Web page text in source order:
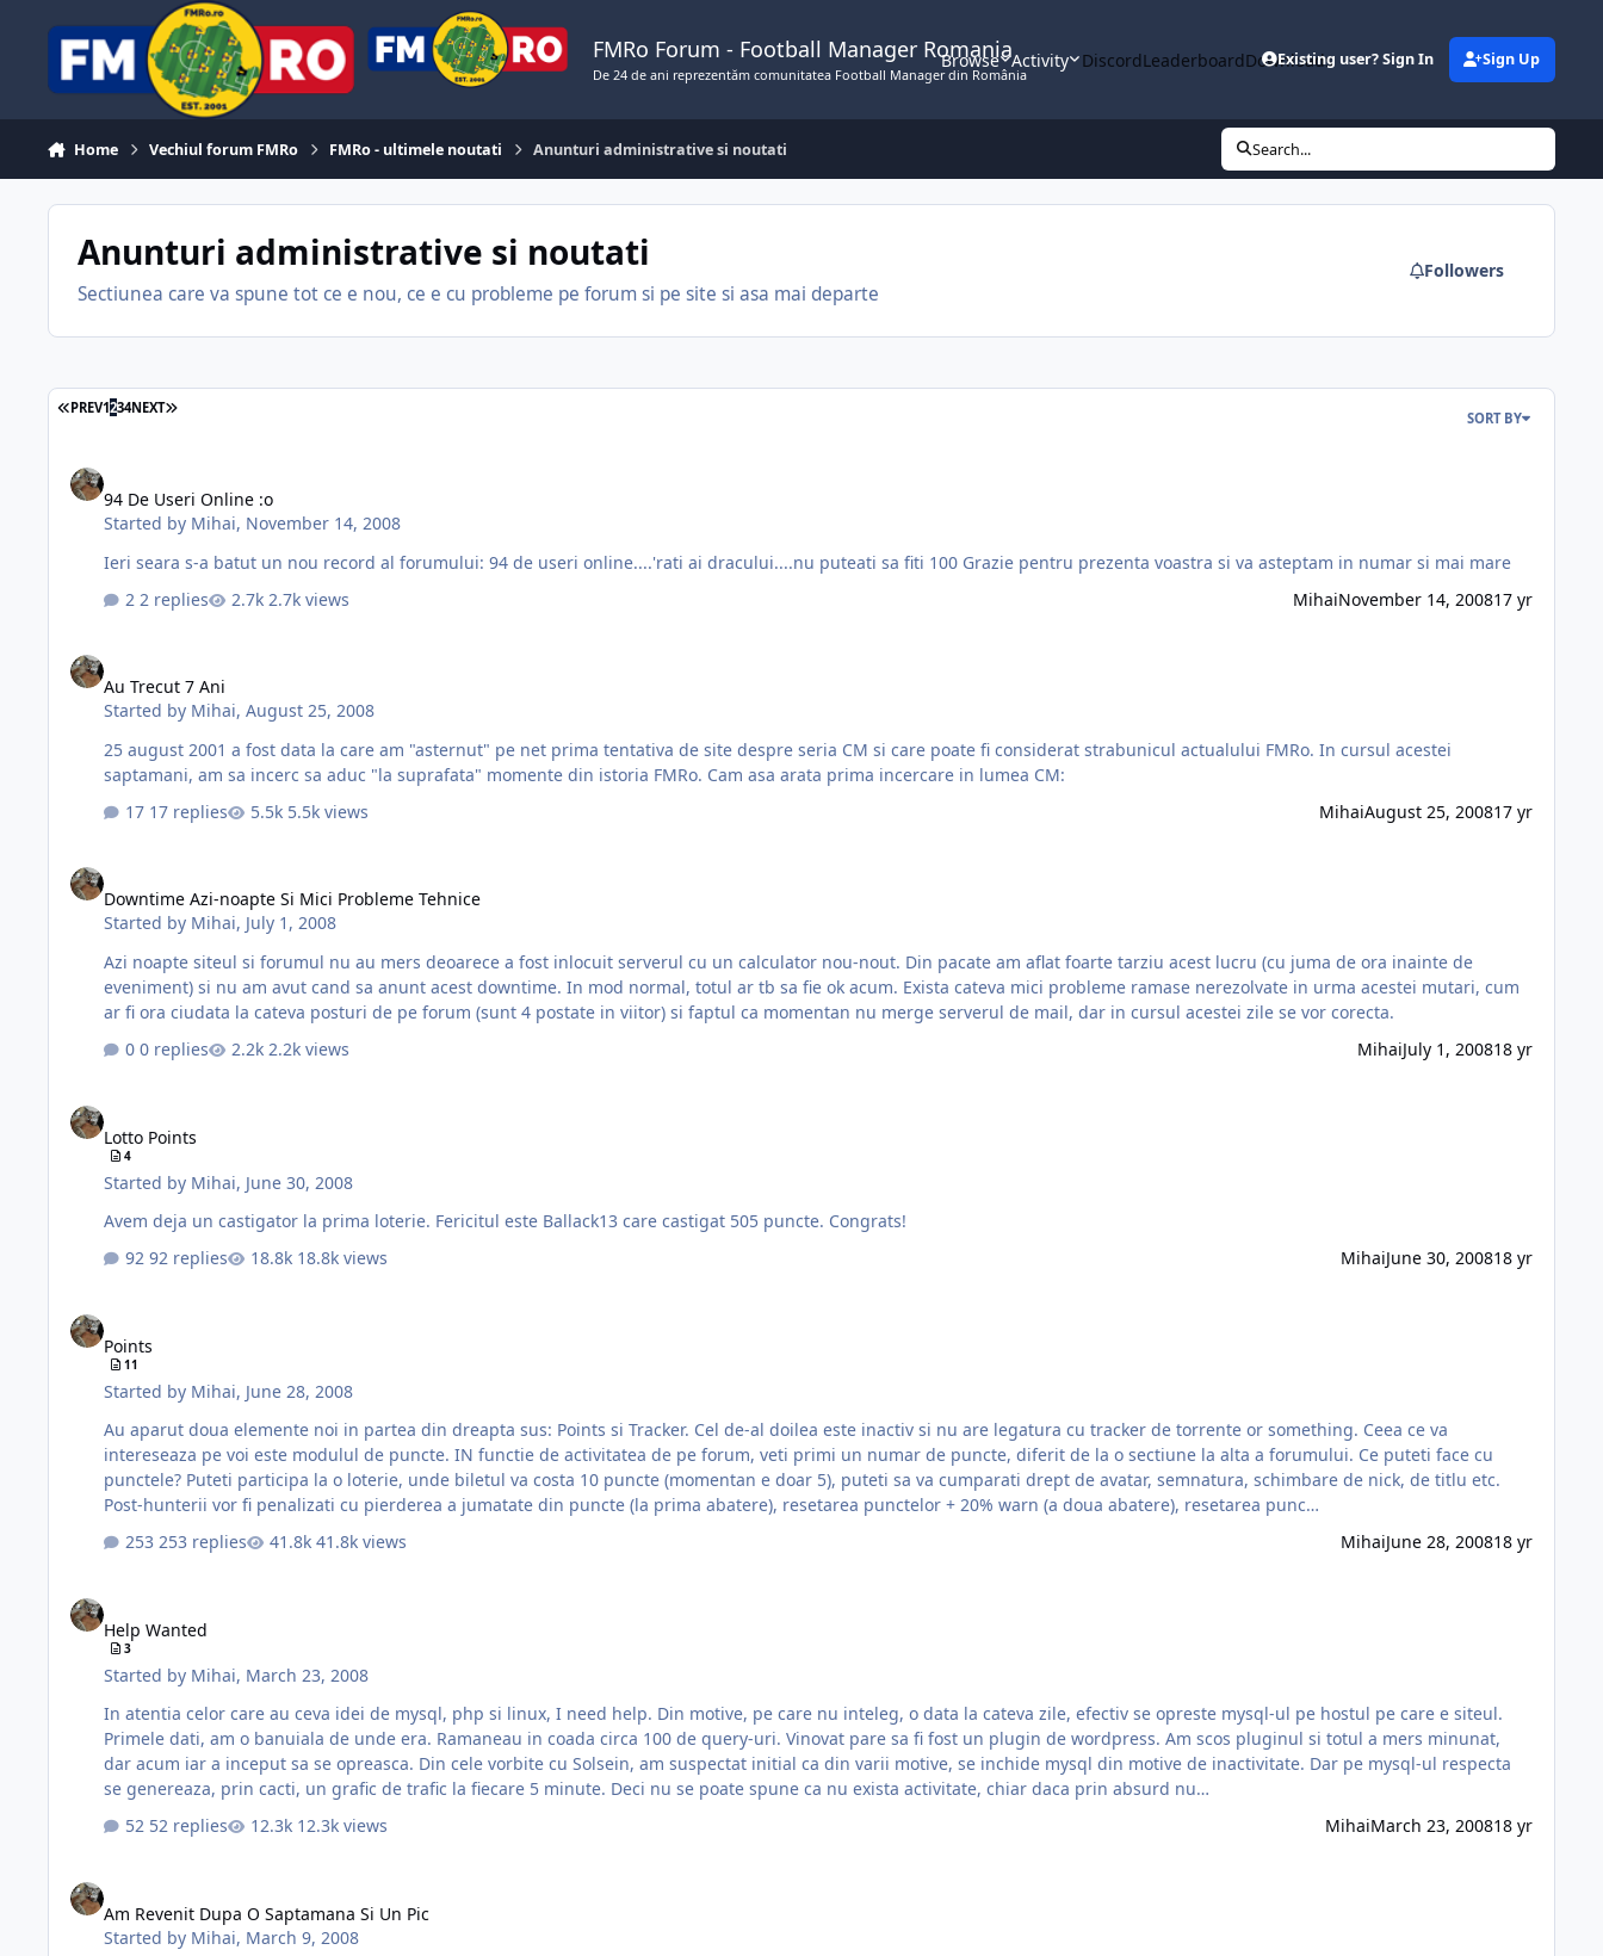
FMRo Forum - Football Manager Romania
De 24 de ani reprezentăm comunitatea Football Manager din România
Browse Activity DiscordLeaderboardDownloads
Existing user? Sign In Sign Up
Home Vechiul forum FMRo FMRo - ultimele noutati Anunturi administrative si noutati Search...
Anunturi administrative si noutati
Sectiunea care va spune tot ce e nou, ce e cu probleme pe forum si pe site si asa mai departe
Followers
FIRST PAGE
PREV1234NEXT LAST PAGE
SORT BY
94 De Useri Online :o
Started by Mihai, November 14, 2008
Ieri seara s-a batut un nou record al forumului: 94 de useri online....'rati ai dracului....nu puteati sa fiti 100 Grazie pentru prezenta voastra si va asteptam in numar si mai mare
2 replies
2.7k views MihaiNovember 14, 200817 yr
Au Trecut 7 Ani
Started by Mihai,August 25, 2008
25 august 2001 a fost data la care am "asternut" pe net prima tentativa de site despre seria CM si care poate fi considerat strabunicul actualului FMRo. In cursul acestei
saptamani, am sa incerc sa aduc "la suprafata" momente din istoria FMRo. Cam asa arata prima incercare in lumea CM:
17 replies
5.5k views MihaiAugust 25, 200817 yr
Downtime Azi-noapte Si Mici Probleme Tehnice
Started by Mihai, July 1, 2008
Azi noapte siteul si forumul nu au mers deoarece a fost inlocuit serverul cu un calculator nou-nout. Din pacate am aflat foarte tarziu acest lucru (cu juma de ora inainte de
eveniment) si nu am avut cand sa anunt acest downtime. In mod normal, totul ar tb sa fie ok acum. Exista cateva mici probleme ramase nerezolvate in urma acestei mutari, cum
ar fi ora ciudata la cateva posturi de pe forum (sunt 4 postate in viitor) si faptul ca momentan nu merge serverul de mail, dar in cursul acestei zile se vor corecta.
0 replies
2.2k views MihaiJuly 1, 200818 yr
Lotto Points
4
Started by Mihai, June 30, 2008
Avem deja un castigator la prima loterie. Fericitul este Ballack13 care castigat 505 puncte. Congrats!
92 replies
18.8k views MihaiJune 30, 200818 yr
Points
11
Started by Mihai, June 28, 2008
Au aparut doua elemente noi in partea din dreapta sus: Points si Tracker. Cel de-al doilea este inactiv si nu are legatura cu tracker de torrente or something. Ceea ce va
intereseaza pe voi este modulul de puncte. IN functie de activitatea de pe forum, veti primi un numar de puncte, diferit de la o sectiune la alta a forumului. Ce puteti face cu
punctele? Puteti participa la o loterie, unde biletul va costa 10 puncte (momentan e doar 5), puteti sa va cumparati drept de avatar, semnatura, schimbare de nick, de titlu etc.
Post-hunterii vor fi penalizati cu pierderea a jumatate din puncte (la prima abatere), resetarea punctelor + 20% warn (a doua abatere), resetarea punc…
253 replies
41.8k views MihaiJune 28, 200818 yr
Help Wanted
3
Started by Mihai, March 23, 2008
In atentia celor care au ceva idei de mysql, php si linux, I need help. Din motive, pe care nu inteleg, o data la cateva zile, efectiv se opreste mysql-ul pe hostul pe care e siteul.
Primele dati, am o banuiala de unde era. Ramaneau in coada circa 100 de query-uri. Vinovat pare sa fi fost un plugin de wordpress. Am scos pluginul si totul a mers minunat,
dar acum iar a inceput sa se opreasca. Din cele vorbite cu Solsein, am suspectat initial ca din varii motive, se inchide mysql din motive de inactivitate. Dar pe mysql-ul respecta
se genereaza, prin cacti, un grafic de trafic la fiecare 5 minute. Deci nu se poate spune ca nu exista activitate, chiar daca prin absurd nu…
52 replies
12.3k views MihaiMarch 23, 200818 yr
Am Revenit Dupa O Saptamana Si Un Pic
Started by Mihai, March 9, 2008